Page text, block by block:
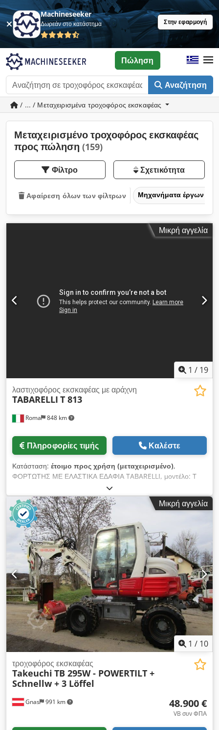
Machineseeker
Δωρεάν στο κατάστημα Στην εφαρμογή
Αναζήτηση
Πώληση
/ ... / Μεταχειρισμένα τροχοφόρος εκσκαφέας
Μεταχειρισμένο τροχοφόρος εκσκαφέας
προς πώληση (159)
Φίλτρο Σχετικότητα
Αφαίρεση όλων των φίλτρων Μηχανήματα έργων
Μικρή αγγελία
1 / 19
Roma 848 km
λαστιχοφόρος εκσκαφέας με αράχνη
TABARELLI T 813
Πληροφορίες τιμής Καλέστε
Κατάσταση: έτοιμο προς χρήση (μεταχειρισμένο),
ΦΟΡΤΩΤΗΣ ΜΕ ΕΛΑΣΤΙΚΑ ΕΔΑΦΙΑ TABARELLI, μοντέλο: T
813, με πλήρες σετ υδραυλικού βραχίονα MINELLI, μοντέλο:
MPV 750/8 PH. Έτος κατασκευής: 2015 Έτος κατασκευής
υδραυλικού βραχίονα: 2018 Ώρες λειτουργίας: Περίπου 14.000
Μέγιστο φορτίο: 8.000 kg Μέγιστη εμβέλεια: 13 μέτρα Chsdpfx
Ahszq Duwoioa Καμπίνα τύπου παντογράφου. Με στηρίγματα
σταθεροποίησης. Συνοδεύεται από πλήρη τεκμηρίωση.
Μικρή αγγελία
1 / 10
Gnas 991 km
τροχοφόρος εκσκαφέας
Takeuchi TB 295W - POWERTILT +
Schnellw + 3 Löffel
48.900 €
VB συν ΦΠΑ